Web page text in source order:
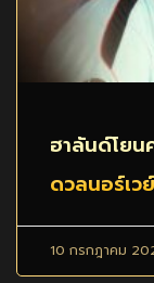
ฮาลันด์โย
ดวลนอร์เ
10 กรกฎาคม